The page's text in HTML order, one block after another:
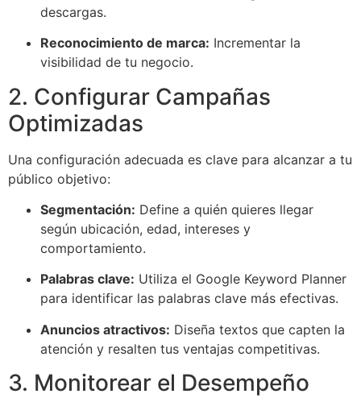
descargas.
Reconocimiento de marca: Incrementar la
visibilidad de tu negocio.
2. Configurar Campañas
Optimizadas
Una configuración adecuada es clave para alcanzar a tu
público objetivo:
Segmentación: Define a quién quieres llegar
según ubicación, edad, intereses y
comportamiento.
Palabras clave: Utiliza el Google Keyword Planner
para identificar las palabras clave más efectivas.
Anuncios atractivos: Diseña textos que capten la
atención y resalten tus ventajas competitivas.
3. Monitorear el Desempeño